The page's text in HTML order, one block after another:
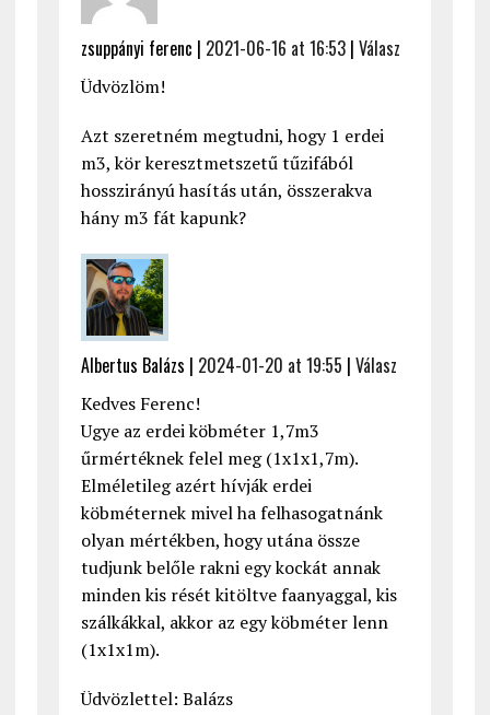
zsuppányi ferenc | 2021-06-16 at 16:53| Válasz
Üdvözlöm!
Azt szeretném megtudni, hogy 1 erdei
m3, kör keresztmetszetű tűzifából
hosszirányú hasítás után, összerakva
hány m3 fát kapunk?
Albertus Balázs | 2024-01-20 at 19:55 | Válasz
Kedves Ferenc!
Ugye az erdei köbméter 1,7m3
űrmértéknek felel meg (1x1x1,7m).
Elméletileg azért hívják erdei
köbméternek mivel ha felhasogatnánk
olyan mértékben, hogy utána össze
tudjunk belőle rakni egy kockát annak
minden kis rését kitöltve faanyaggal, kis
szálkákkal, akkor az egy köbméter lenn
(1x1x1m).
Üdvözlettel: Balázs